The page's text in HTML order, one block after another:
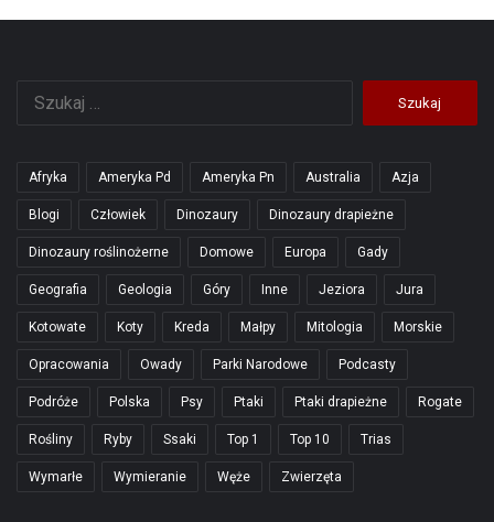
Afryka Ameryka Pd Ameryka Pn Australia Azja
Blogi Człowiek Dinozaury Dinozaury drapieżne
Dinozaury roślinożerne Domowe Europa Gady
Geografia Geologia Góry Inne Jeziora Jura
Kotowate Koty Kreda Małpy Mitologia Morskie
Opracowania Owady Parki Narodowe Podcasty
Podróże Polska Psy Ptaki Ptaki drapieżne Rogate
Rośliny Ryby Ssaki Top 1 Top 10 Trias
Wymarłe Wymieranie Węże Zwierzęta